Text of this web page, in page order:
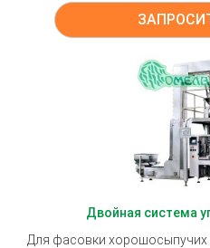
Двойная система
Для фасовки хорошосыпучих